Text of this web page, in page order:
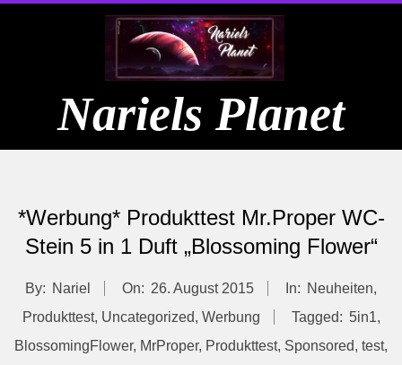
Nariels Planet
Menu
*Werbung* Produkttest Mr.Proper WC-
Stein 5 in 1 Duft „Blossoming Flower“
By: Nariel On: 26. August 2015 In: Neuheiten,
Produkttest, Uncategorized, Werbung Tagged: 5in1,
BlossomingFlower, MrProper, Produkttest, Sponsored, test,